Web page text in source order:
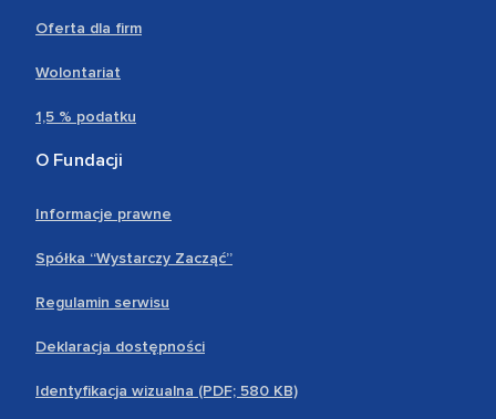
Oferta dla firm
Wolontariat
1,5 % podatku
O Fundacji
Informacje prawne
Spółka “Wystarczy Zacząć”
Regulamin serwisu
Deklaracja dostępności
Identyfikacja wizualna (PDF; 580 KB)